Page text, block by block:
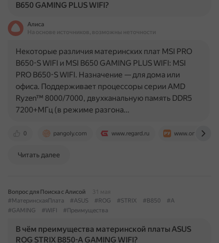
B650 GAMING PLUS WIFI?
Алиса
На основе источников, возможны неточности
0 pangoly.com www.regard.ru
Некоторые различия материнских плат MSI PRO
B650-S WIFI и MSI B650 GAMING PLUS WIFI: MSI
PRO B650-S WIFI. Назначение — для дома или
офиса. Поддерживает процессоры серии AMD
Ryzen™ 8000/7000, двухканальную память DDR5
7200+МГц (в режиме разгона…
Читать далее
Вопрос для Поиска с Алисой
31 мая
#МатеринскаяПлата
#ASUS #ROG #STRIX #B850
#A
#GAMING
#WIFI #Преимущества
В чём преимущества материнской платы ASUS
ROG STRIX B850-A GAMING WIFI?